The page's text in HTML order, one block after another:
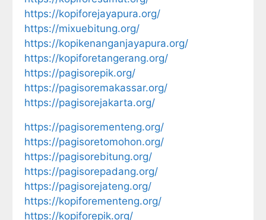
https://kopiforejayapura.org/
https://mixuebitung.org/
https://kopikenanganjayapura.org/
https://kopiforetangerang.org/
https://pagisorepik.org/
https://pagisoremakassar.org/
https://pagisorejakarta.org/
https://pagisorementeng.org/
https://pagisoretomohon.org/
https://pagisorebitung.org/
https://pagisorepadang.org/
https://pagisorejateng.org/
https://kopiforementeng.org/
https://kopiforepik.org/